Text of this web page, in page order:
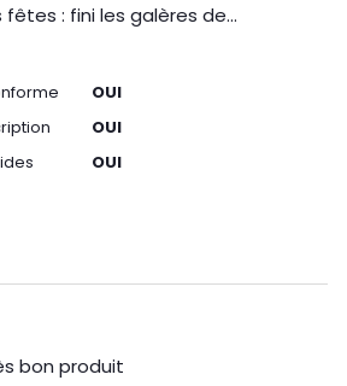
: fini les galères de...
OUI
OUI
OUI
bon produit